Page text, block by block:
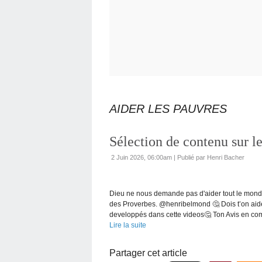
AIDER LES PAUVRES
Sélection de contenu sur
2 Juin 2026, 06:00am | Publié par Henri Bacher
Dieu ne nous demande pas d'aider tout le
des Proverbes. @henribelmond 🤔 Dois t’on
developpés dans cette videos🤔 Ton Avis en
Lire la suite
Partager cet article